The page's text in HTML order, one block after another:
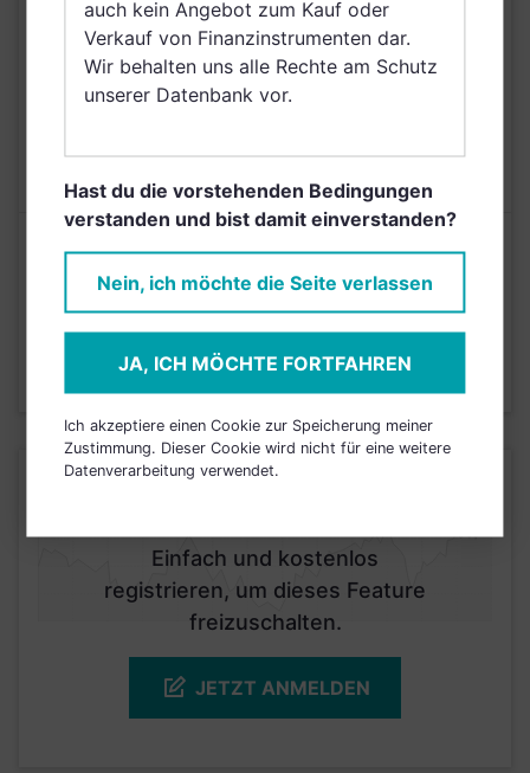
Griechenland, Brunei
Darussalam, Saudi
Arabien
N/A
Risikoeinstufung laut Anbieter (KID)
KURSENTWICKLUNG
Einfach und kostenlos
registrieren, um dieses Feature
freizuschalten.
JETZT ANMELDEN
auch kein Angebot zum Kauf oder
Verkauf von Finanzinstrumenten dar.
Wir behalten uns alle Rechte am Schutz
unserer Datenbank vor.
Hast du die vorstehenden Bedingungen
verstanden und bist damit einverstanden?
Nein, ich möchte die Seite verlassen
JA, ICH MÖCHTE FORTFAHREN
Ich akzeptiere einen Cookie zur Speicherung meiner
Zustimmung. Dieser Cookie wird nicht für eine weitere
Datenverarbeitung verwendet.